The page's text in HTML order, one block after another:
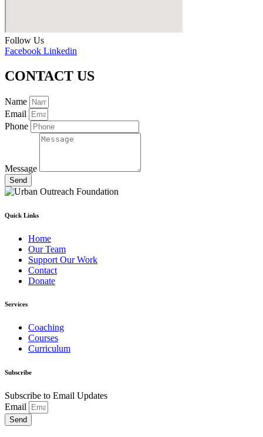
Follow Us
Facebook Linkedin
CONTACT US
Name
Email
Phone
Message
Send
Quick Links
Home
Our Team
Support Our Work
Contact
Donate
Services
Coaching
Courses
Curriculum
Subscribe
Subscribe to Email Updates
Email
Send